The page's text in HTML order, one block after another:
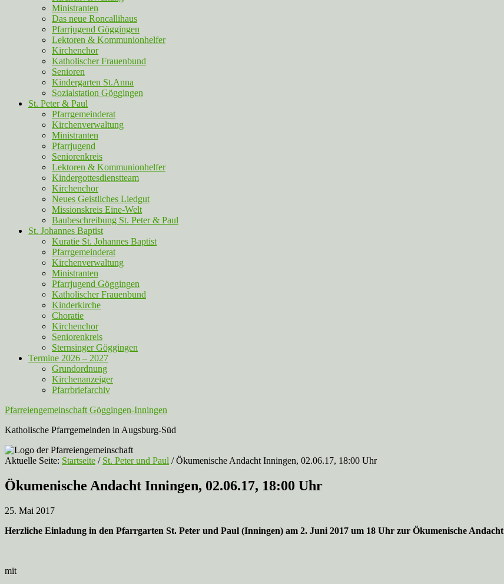
Ministranten
Das neue Roncallihaus
Pfarrjugend Göggingen
Lektoren & Kommunionhelfer
Kirchenchor
Katholischer Frauenbund
Senioren
Kindergarten St.Anna
Sozialstation Göggingen
St. Peter & Paul
Pfarrgemeinderat
Kirchenverwaltung
Ministranten
Pfarrjugend
Seniorenkreis
Lektoren & Kommunionhelfer
Kindergottesdienstteam
Kirchenchor
Neues Geistliches Liedgut
Missionskreis Eine-Welt
Baubeschreibung St. Peter & Paul
St. Johannes Baptist
Kuratie St. Johannes Baptist
Pfarrgemeinderat
Kirchenverwaltung
Ministranten
Pfarrjugend Göggingen
Katholischer Frauenbund
Kinderkirche
Choratie
Kirchenchor
Seniorenkreis
Sternsinger Göggingen
Termine 2026 – 2027
Grundordnung
Kirchenanzeiger
Pfarrbriefarchiv
Pfarreiengemeinschaft Göggingen-Inningen
Katholische Pfarrgemeinden in Augsburg-Süd
Aktuelle Seite: Startseite / St. Peter und Paul /Ökumenische Andacht Inningen, 02.06.17, 18:00 Uhr
Ökumenische Andacht Inningen, 02.06.17, 18:00 Uhr
25. Mai 2017
Herzliche Einladung in den Pfarrgarten St. Peter und Paul (Inningen) am 2. Juni 2017 um 18 Uhr zur Ökumenische Andacht
mit